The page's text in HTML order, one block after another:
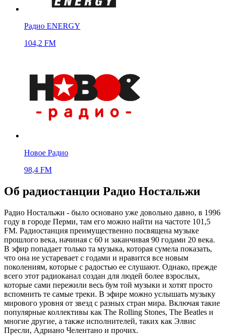
Радио ENERGY
104,2 FM
Новое Радио
98,4 FM
Об радиостанции Радио Ностальжи
Радио Ностальжи - было основано уже довольно давно, в 1996
году в городе Перми, там его можно найти на частоте 101,5
FM. Радиостанция преимущественно посвящена музыке
прошлого века, начиная с 60 и заканчивая 90 годами 20 века.
В эфир попадает только та музыка, которая сумела показать,
что она не устаревает с годами и нравится все новым
поколениям, которые с радостью ее слушают. Однако, прежде
всего этот радиоканал создан для людей более взрослых,
которые сами пережили весь бум той музыки и хотят просто
вспомнить те самые треки. В эфире можно услышать музыку
мирового уровня от звезд с разных стран мира. Включая такие
популярные коллективы как The Rolling Stones, The Beatles и
многие другие, а также исполнителей, таких как Элвис
Пресли, Адриано Челентано и прочих.